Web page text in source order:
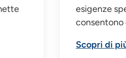
esigenze
consentono
Scopri di